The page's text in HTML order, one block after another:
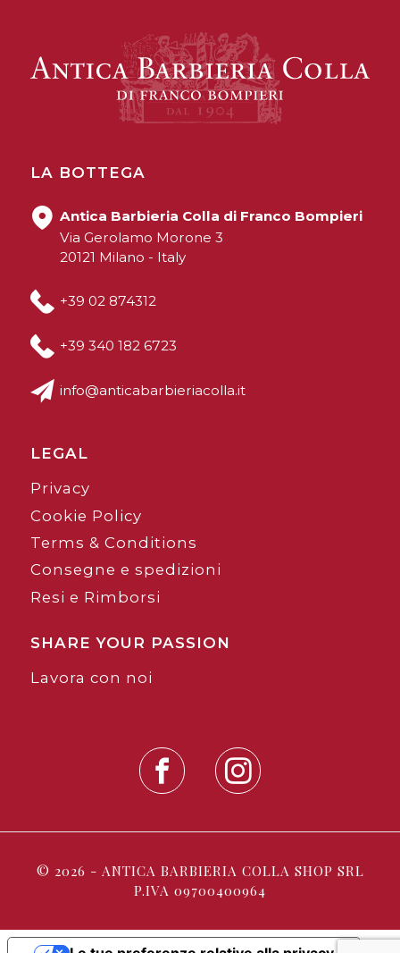
LA BOTTEGA
Antica Barbieria Colla di Franco Bompieri
Via Gerolamo Morone 3
20121 Milano - Italy
+39 02 874312
+39 340 182 6723
info@anticabarbieriacolla.it
LEGAL
Privacy
Cookie Policy
Terms & Conditions
Consegne e spedizioni
Resi e Rimborsi
SHARE YOUR PASSION
Lavora con noi
© 2026 - ANTICA BARBIERIA COLLA SHOP SRL
P.IVA 09700400964